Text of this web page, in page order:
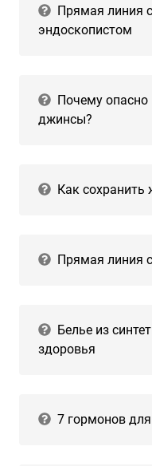
Прямая линия
эндоскопистом
Почему
джинсы?
Как сохранить
Прямая линия
Белье из
здоровья
7 гормонов для